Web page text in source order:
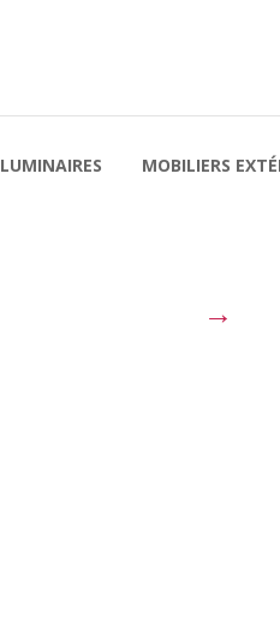
LUMINAIRES MOBILIERS
→